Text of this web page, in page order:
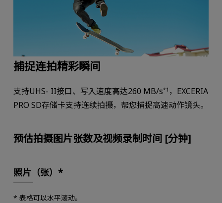
捕捉连拍精彩瞬间
支持UHS- II接口、写入速度高达260 MB/s*1 ，EXCERIA
PRO SD存储卡支持连续拍摄，帮您捕捉高速动作镜头。
预估拍摄图片张数及视频录制时间 [分钟]
照片（张）*
* 表格可以水平滚动。